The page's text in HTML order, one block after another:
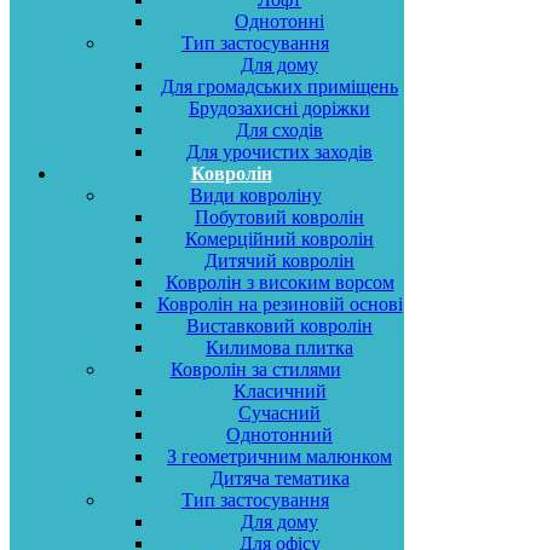
Однотонні
Тип застосування
Для дому
Для громадських приміщень
Брудозахисні доріжки
Для сходів
Для урочистих заходів
Ковролін
Види ковроліну
Побутовий ковролін
Комерційний ковролін
Дитячий ковролін
Ковролін з високим ворсом
Ковролін на резиновій основі
Виставковий ковролін
Килимова плитка
Ковролін за стилями
Класичний
Сучасний
Однотонний
З геометричним малюнком
Дитяча тематика
Тип застосування
Для дому
Для офісу